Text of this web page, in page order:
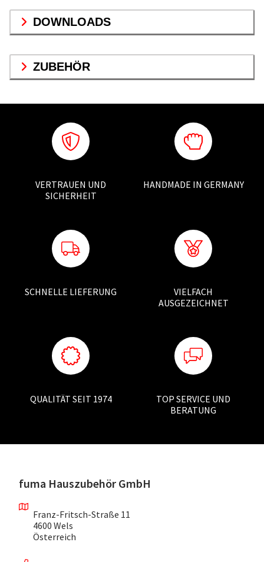
DOWNLOADS
ZUBEHÖR
VERTRAUEN UND
SICHERHEIT
HANDMADE IN GERMANY
SCHNELLE LIEFERUNG
VIELFACH
AUSGEZEICHNET
QUALITÄT SEIT 1974
TOP SERVICE UND
BERATUNG
fuma Hauszubehör GmbH
Franz-Fritsch-Straße 11
4600 Wels
Österreich